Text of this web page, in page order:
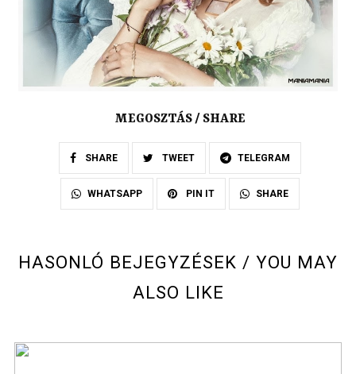
MEGOSZTÁS / SHARE
SHARE TWEET TELEGRAM
WHATSAPP PIN IT SHARE
HASONLÓ BEJEGYZÉSEK / YOU MAY
ALSO LIKE